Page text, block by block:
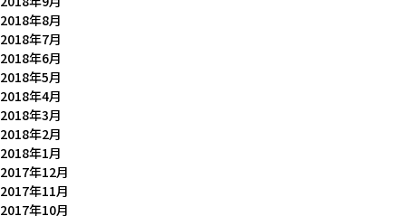
2018年8月
2018年7月
2018年6月
2018年5月
2018年4月
2018年3月
2018年2月
2018年1月
2017年12月
2017年11月
2017年10月